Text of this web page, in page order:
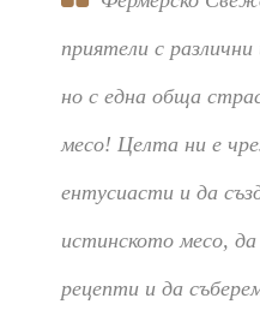
приятели с
но с една обща
месо! Целта ни е
ентусиасти и да
истинското месо, да
рецепти и да